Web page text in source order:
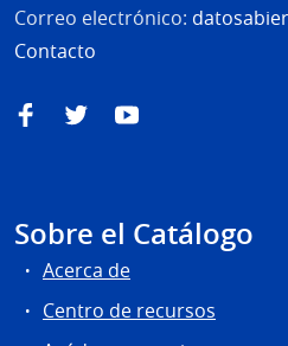
Correo electrónico:
Contacto
FacebookTwitterYouTube
Sobre el Catálogo
Acerca de
Centro de recursos